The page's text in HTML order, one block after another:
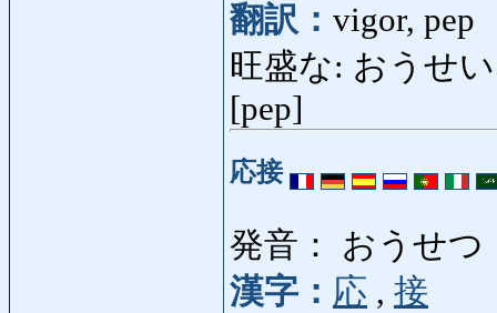
翻訳： vigor, pep
旺盛な: おうせ
[pep]
応接
発音： おうせつ
漢字： 応 , 接